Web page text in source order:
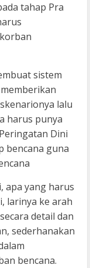
tahap Pra
sistem
lalu
harus punya
Dini
bencana guna
apa yang harus
larinya ke arah
detail dan
sederhanakan
bencana.